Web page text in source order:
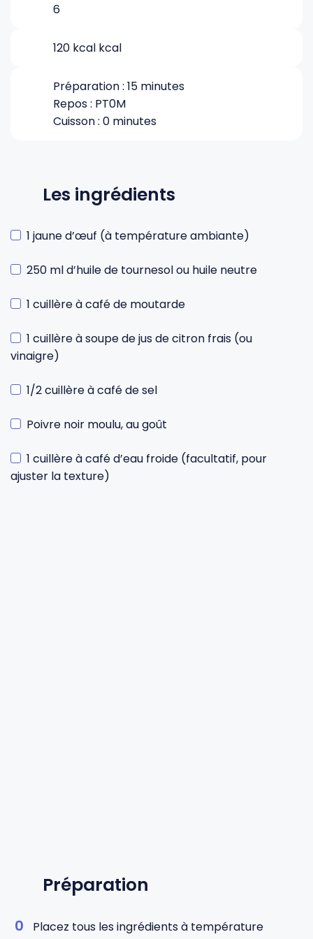
Tires-bouchons
Aiguiseurs
Planches à découper
6
120 kcal kcal
Préparation : 15 minutes
Repos : PT0M
Cuisson : 0 minutes
Les ingrédients
1 jaune d’œuf (à température ambiante)
250 ml d’huile de tournesol ou huile neutre
1 cuillère à café de moutarde
1 cuillère à soupe de jus de citron frais (ou
vinaigre)
1/2 cuillère à café de sel
Poivre noir moulu, au goût
1 cuillère à café d’eau froide (facultatif, pour
ajuster la texture)
Préparation
Placez tous les ingrédients à température